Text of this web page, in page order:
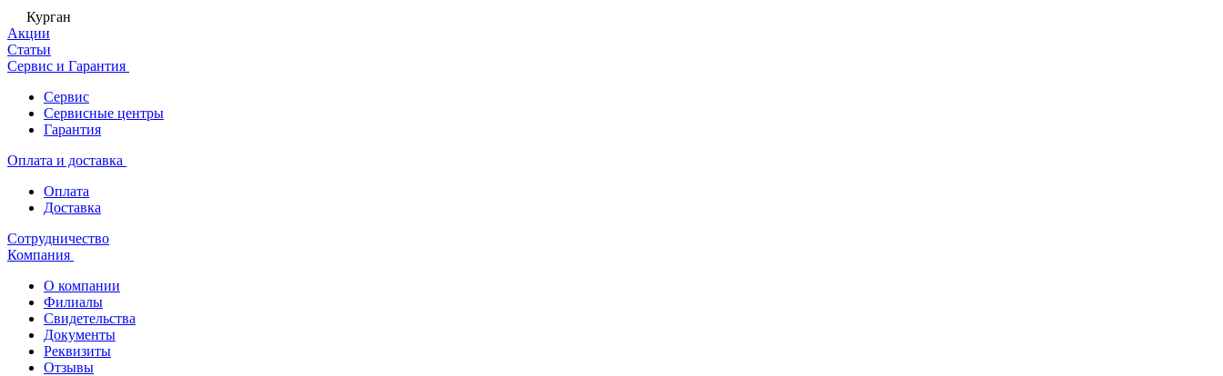
Курган
Акции
Статьи
Сервис и Гарантия
Сервис
Сервисные центры
Гарантия
Оплата и доставка
Оплата
Доставка
Сотрудничество
Компания
О компании
Филиалы
Свидетельства
Документы
Реквизиты
Отзывы